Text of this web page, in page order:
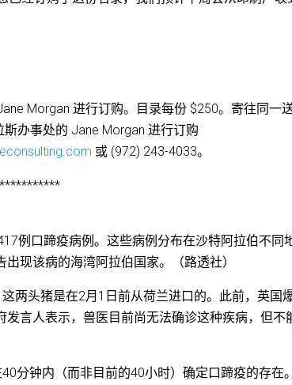
Morgan 进行订购。目录每份 $250。寄往同一
办事处的 Jane Morgan 进行订购
或 (972) 243-4033。
例口蹄疫病例。这些病例分布在沙特阿拉伯不同
现该病的海湾阿拉伯国家。（路透社）
两头猪是在2月1日前从荷兰进口的。此前，英国
言人表示，兽医目前尚无法确诊这种疾病，但不
分钟内（而非目前的40小时）确定口蹄疫的存在